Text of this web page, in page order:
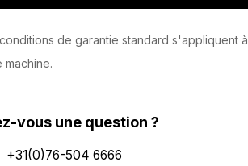
de garantie standard s'appliquent à
machine.
vous une question ?
+31(0)76-504 6666